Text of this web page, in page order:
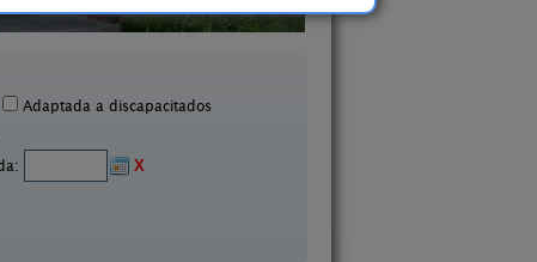
Adaptada a discapacitados
X